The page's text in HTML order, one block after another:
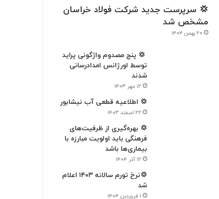
💢 سرپرست جدید شرکت فولاد خراسان
مشخص شد
۲۰ بهمن ۱۴۰۴
‍ 💢 پنج مصدوم واژگونی پراید
توسط اورژانس امدادرسانی
شدند
۱۲ مهر ۱۴۰۳
💢 اطلاعیه قطعی آب نیشابور
۲۲ اسفند ۱۴۰۳
💢 بهره‌گیری از ظرفیت‌های
فرهنگی باید اولویت مبارزه با
بیماری‌ها باشد
۱۲ آذر ۱۴۰۴
💢نرخ تورم سالانه ۱۴۰۳ اعلام
شد
۱ فروردین ۱۴۰۴